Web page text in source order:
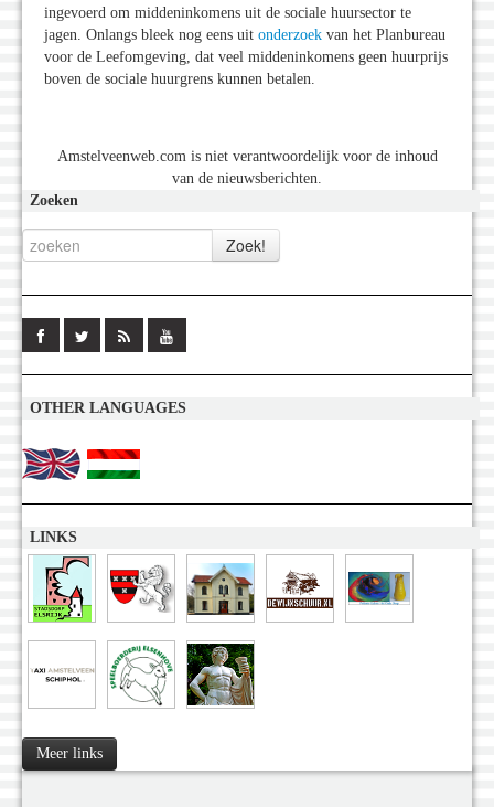
ingevoerd om middeninkomens uit de sociale huursector te
jagen. Onlangs bleek nog eens uit onderzoek van het Planbureau
voor de Leefomgeving, dat veel middeninkomens geen huurprijs
boven de sociale huurgrens kunnen betalen.
Amstelveenweb.com is niet verantwoordelijk voor de inhoud
van de nieuwsberichten.
Zoeken
OTHER LANGUAGES
LINKS
Meer links